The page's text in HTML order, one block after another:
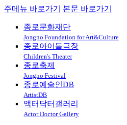
주메뉴 바로가기 본문 바로가기
종로문화재단
Jongno Foundation for Art&Culture
종로아이들극장
Children's Theater
종로축제
Jongno Festival
종로예술인DB
ArtistDB
액터닥터갤러리
Actor Doctor Gallery